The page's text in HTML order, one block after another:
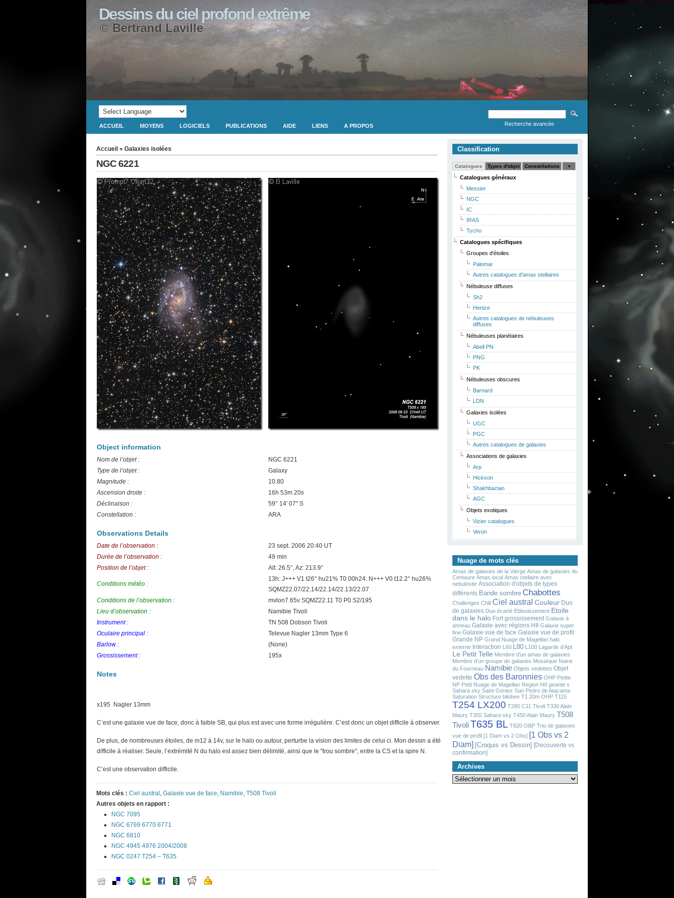
Dessins du ciel profond extrême
© Bertrand Laville
Recherche avancée
ACCUEIL MOYENS LOGICIELS PUBLICATIONS AIDE LIENS A PROPOS
Accueil » Galaxies isolées
NGC 6221
Object information
Nom de l’objet :
NGC 6221
Type de l’objet :
Galaxy
Magnitude :
10.80
Ascension droite :
16h 53m 20s
Déclinaison :
59° 14′ 07" S
Constellation :
ARA
Observations Details
Date de l’observation :
23 sept. 2006 20:40 UT
Durée de l’observation :
49 min
Position de l’objet :
Alt: 26.5°, Az: 213.9°
Conditions météo :
13h: J+++ V1 t26° hu21% T0 00h24: N+++ V0 t12.2° hu26%
SQMZ22.07/22.14/22.14/22.13/22.07
Conditions de l’observation :
mvlon7.65v SQMZ22.11 T0 P0 S2/195
Lieu d’observation :
Namibie Tivoli
Instrument :
TN 508 Dobson Tivoli
Oculaire principal :
Televue Nagler 13mm Type 6
Barlow :
(None)
Grossissement :
195x
Notes
x195 Nagler 13mm
C’est une galaxie vue de face, donc à faible SB, qui plus est avec une forme irrégulière. C’est donc un objet difficile à observer.
De plus, de nombreuses étoiles, de m12 à 14v, sur le halo ou autour, perturbe la vision des limites de celui ci. Mon dessin a été
difficile à réaliser. Seule, l’extrémité N du halo est assez bien délimité, ainsi que le "trou sombre", entre la CS et la spire N.
C’est une observation difficile.
Mots clés : Ciel austral , Galaxie vue de face, Namibie, T508 Tivoli
Autres objets en rapport :
NGC 7095
NGC 6769 6770 6771
NGC 6810
NGC 4945 4976 2004/2008
NGC 0247 T254 – T635
Classification
Catalogues Types d'objet Constellations +
Catalogues généraux
Messier
NGC
IC
IRAS
Tycho
Catalogues spécifiques
Groupes d'étoiles
Palomar
Autres catalogues d'amas stellaires
Nébuleuse diffuses
Sh2
Henize
Autres catalogues de nébuleuses
diffuses
Nébuleuses planétaires
Abell PN
PNG
PK
Nébuleuses obscures
Barnard
LDN
Galaxies isolées
UGC
PGC
Autres catalogues de galaxies
Associations de galaxies
Arp
Hickson
Shakhbazian
AGC
Objets exotiques
Vizier catalogues
Veron
Nuage de mots clés
Amas de galaxies de la Vierge Amas de galaxies du
Centaure Amas local Amas stellaire avec
nebulosite Association d'objets de types
différents Bande sombre Chabottes
Challenges Chili Ciel austral Couleur Duo
de galaxies Duo écarté Eblouissement Etoile
dans le halo Fort grossissement Galaxie à
anneau Galaxie avec régions HII
Galaxie super
fine Galaxie vue de face Galaxie vue de profil
Grande NP Grand Nuage de Magellan halo
externe Interaction L60 L80 L100 Lagarde d'Apt
Le Petit Telle Membre d'un amas de galaxies
Membre d'un groupe de galaxies Mosaïque Naine
du Fourneau Namibie Objets vedettes Objet
vedette Obs des Baronnies OHP Petite
NP Petit Nuage de Magellan Region HII geante s
Sahara sky Saint Geniez San Pedro de Atacama
Saturation Structure bilobee T1.20m OHP T115
T254 LX200 T280 C11 Tivoli T330 Alain
Maury T355 Sahara sky T450 Alain Maury T508
TivoliT635 BL T820 OBP Trio de galaxies
vue de profil [1 Diam vs 2 Obs] [1 Obs vs 2
Diam] [Croquis vs Dessin] [Decouverte vs
confirmation]
Archives
Archives